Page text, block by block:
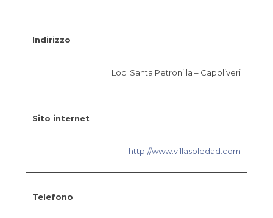
Indirizzo
Loc. Santa Petronilla – Capoliveri
Sito internet
http://www.villasoledad.com
Telefono